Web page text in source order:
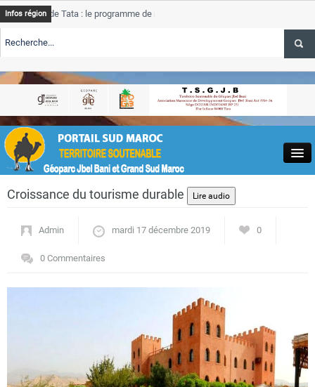
Close
Tourisme
Infos région
de Tata : le programme de rehabilitation post-inondations
TSGJB Tourisme : l’ONMT renforce l’aerien a Dakhla et
Tata
TSGJB Tourisme au Maroc : Transavia renforce les vols Paris-
Croissance du tourisme durable
Admin mardi 17 décembre 2019 0
0 Commentaires